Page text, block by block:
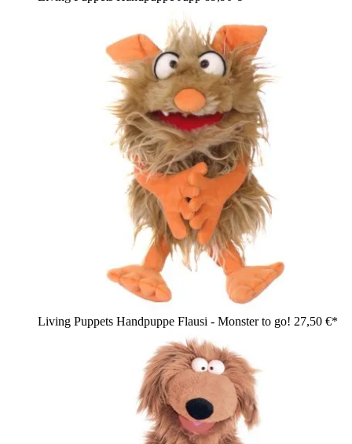
Living Puppets Handpuppe Flausi - Monster to go! 27,50 €*